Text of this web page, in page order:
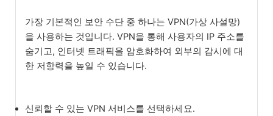
가장 기본적인 보안 수단 중 하나는 VPN(가상 사설망)
을 사용하는 것입니다. VPN을 통해 사용자의 IP 주소를
숨기고, 인터넷 트래픽을 암호화하여 외부의 감시에 대
한 저항력을 높일 수 있습니다.
신뢰할 수 있는 VPN 서비스를 선택하세요.